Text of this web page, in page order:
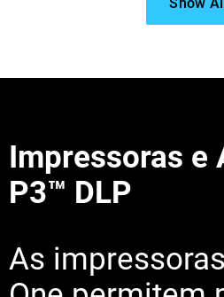
Saiba mais
Saiba mais
Show All
Impressoras e
P3™ DLP
As